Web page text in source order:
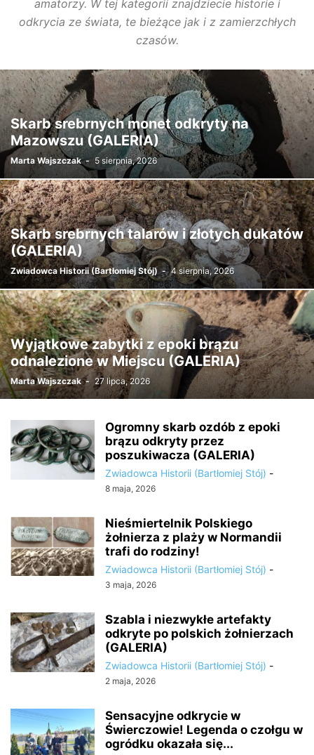
amatorzy. W tej kategorii znajdziecie historie i
odkrycia ze świata, te bieżące jak i z zamierzchłych
czasów.
Skarb srebrnych monet odkryty na
Mazowszu (GALERIA)
Marta Wajszczak - 5 sierpnia, 2026
Skarb srebrnych talarów i złotych dukatów
(GALERIA)
Zwiadowca Historii (Bartłomiej Stój) - 4 sierpnia, 2026
Wyjątkowe zabytki z epoki brązu
odnalezione w Miejscu (GALERIA)
Marta Wajszczak - 27 lipca, 2026
Ogromny skarb ozdób z epoki
brązu odkryty przez
poszukiwacza (GALERIA)
Zwiadowca Historii (Bartłomiej Stój) -
8 maja, 2026
Nieśmiertelnik Polskiego
żołnierza z plaży w Normandii
trafi do rodziny!
Zwiadowca Historii (Bartłomiej Stój) -
3 maja, 2026
Szabla i niezwykłe artefakty
odkryte po polskich żołnierzach
(GALERIA)
Zwiadowca Historii (Bartłomiej Stój) -
2 maja, 2026
Sensacyjne odkrycie w
Świerczowie! Legenda o czołgu w
ogródku okazała się...